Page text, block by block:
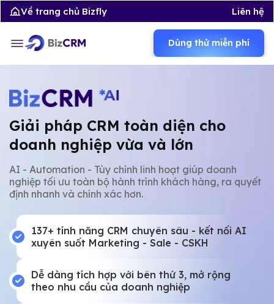
Về trang chủ Bizfly Liên hệ
Dùng thử miễn phí
Giải pháp CRM toàn diện cho
doanh nghiệp vừa và lớn
AI - Automation - Tùy chỉnh linh hoạt giúp doanh
nghiệp tối ưu toàn bộ hành trình khách hàng, ra quyết
định nhanh và chính xác hơn.
137+ tính năng CRM chuyên sâu - kết nối AI
xuyên suốt Marketing - Sale - CSKH
Dễ dàng tích hợp với bên thứ 3, mở rộng
theo nhu cầu của doanh nghiệp